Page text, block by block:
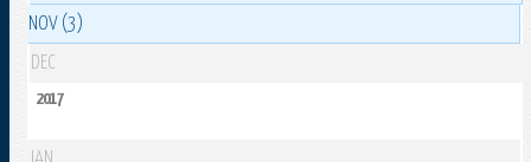
NOV (3)
DEC
2017